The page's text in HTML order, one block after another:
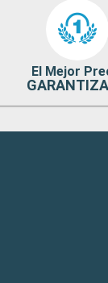
El Mejor